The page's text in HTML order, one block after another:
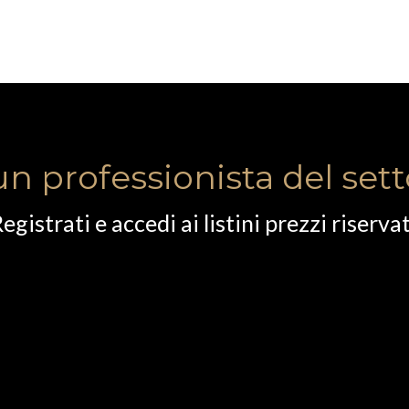
professionista del
e accedi ai listini prezzi